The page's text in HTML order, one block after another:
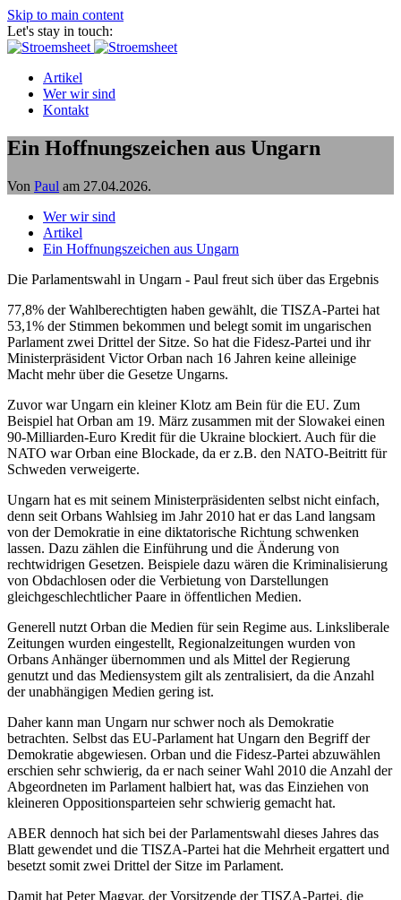
Skip to main content
Let's stay in touch:
Artikel
Wer wir sind
Kontakt
Ein Hoffnungszeichen aus Ungarn
Von Paul am 27.04.2026.
Wer wir sind
Artikel
Ein Hoffnungszeichen aus Ungarn
Die Parlamentswahl in Ungarn - Paul freut sich über das Ergebnis
77,8% der Wahlberechtigten haben gewählt, die TISZA-Partei hat
53,1% der Stimmen bekommen und belegt somit im ungarischen
Parlament zwei Drittel der Sitze. So hat die Fidesz-Partei und ihr
Ministerpräsident Victor Orban nach 16 Jahren keine alleinige
Macht mehr über die Gesetze Ungarns.
Zuvor war Ungarn ein kleiner Klotz am Bein für die EU. Zum
Beispiel hat Orban am 19. März zusammen mit der Slowakei einen
90-Milliarden-Euro Kredit für die Ukraine blockiert. Auch für die
NATO war Orban eine Blockade, da er z.B. den NATO-Beitritt für
Schweden verweigerte.
Ungarn hat es mit seinem Ministerpräsidenten selbst nicht einfach,
denn seit Orbans Wahlsieg im Jahr 2010 hat er das Land langsam
von der Demokratie in eine diktatorische Richtung schwenken
lassen. Dazu zählen die Einführung und die Änderung von
rechtwidrigen Gesetzen. Beispiele dazu wären die Kriminalisierung
von Obdachlosen oder die Verbietung von Darstellungen
gleichgeschlechtlicher Paare in öffentlichen Medien.
Generell nutzt Orban die Medien für sein Regime aus. Linksliberale
Zeitungen wurden eingestellt, Regionalzeitungen wurden von
Orbans Anhänger übernommen und als Mittel der Regierung
genutzt und das Mediensystem gilt als zentralisiert, da die Anzahl
der unabhängigen Medien gering ist.
Daher kann man Ungarn nur schwer noch als Demokratie
betrachten. Selbst das EU-Parlament hat Ungarn den Begriff der
Demokratie abgewiesen. Orban und die Fidesz-Partei abzuwählen
erschien sehr schwierig, da er nach seiner Wahl 2010 die Anzahl der
Abgeordneten im Parlament halbiert hat, was das Einziehen von
kleineren Oppositionsparteien sehr schwierig gemacht hat.
ABER dennoch hat sich bei der Parlamentswahl dieses Jahres das
Blatt gewendet und die TISZA-Partei hat die Mehrheit ergattert und
besetzt somit zwei Drittel der Sitze im Parlament.
Damit hat Peter Magyar, der Vorsitzende der TISZA-Partei, die